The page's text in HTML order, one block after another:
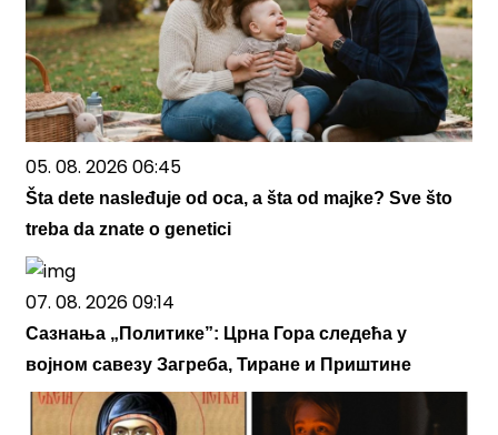
05. 08. 2026 06:45
Šta dete nasleđuje od oca, a šta od majke? Sve što
treba da znate o genetici
07. 08. 2026 09:14
Сазнања „Политике”: Црна Гора следећа у
војном савезу Загреба, Тиране и Приштине